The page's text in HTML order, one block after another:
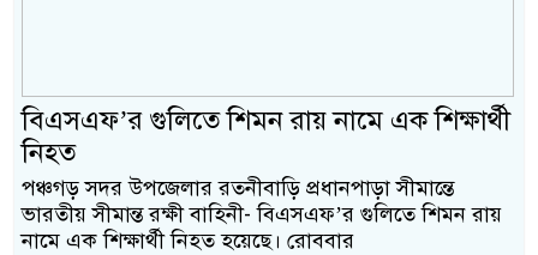
বিএসএফ’র গুলিতে শিমন রায় নামে এক শিক্ষার্থী
নিহত
পঞ্চগড় সদর উপজেলার রতনীবাড়ি প্রধানপাড়া সীমান্তে
ভারতীয় সীমান্ত রক্ষী বাহিনী- বিএসএফ’র গুলিতে শিমন রায়
নামে এক শিক্ষার্থী নিহত হয়েছে। রোববার